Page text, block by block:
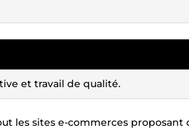
et travail de qualité.
les sites e-commerces proposant